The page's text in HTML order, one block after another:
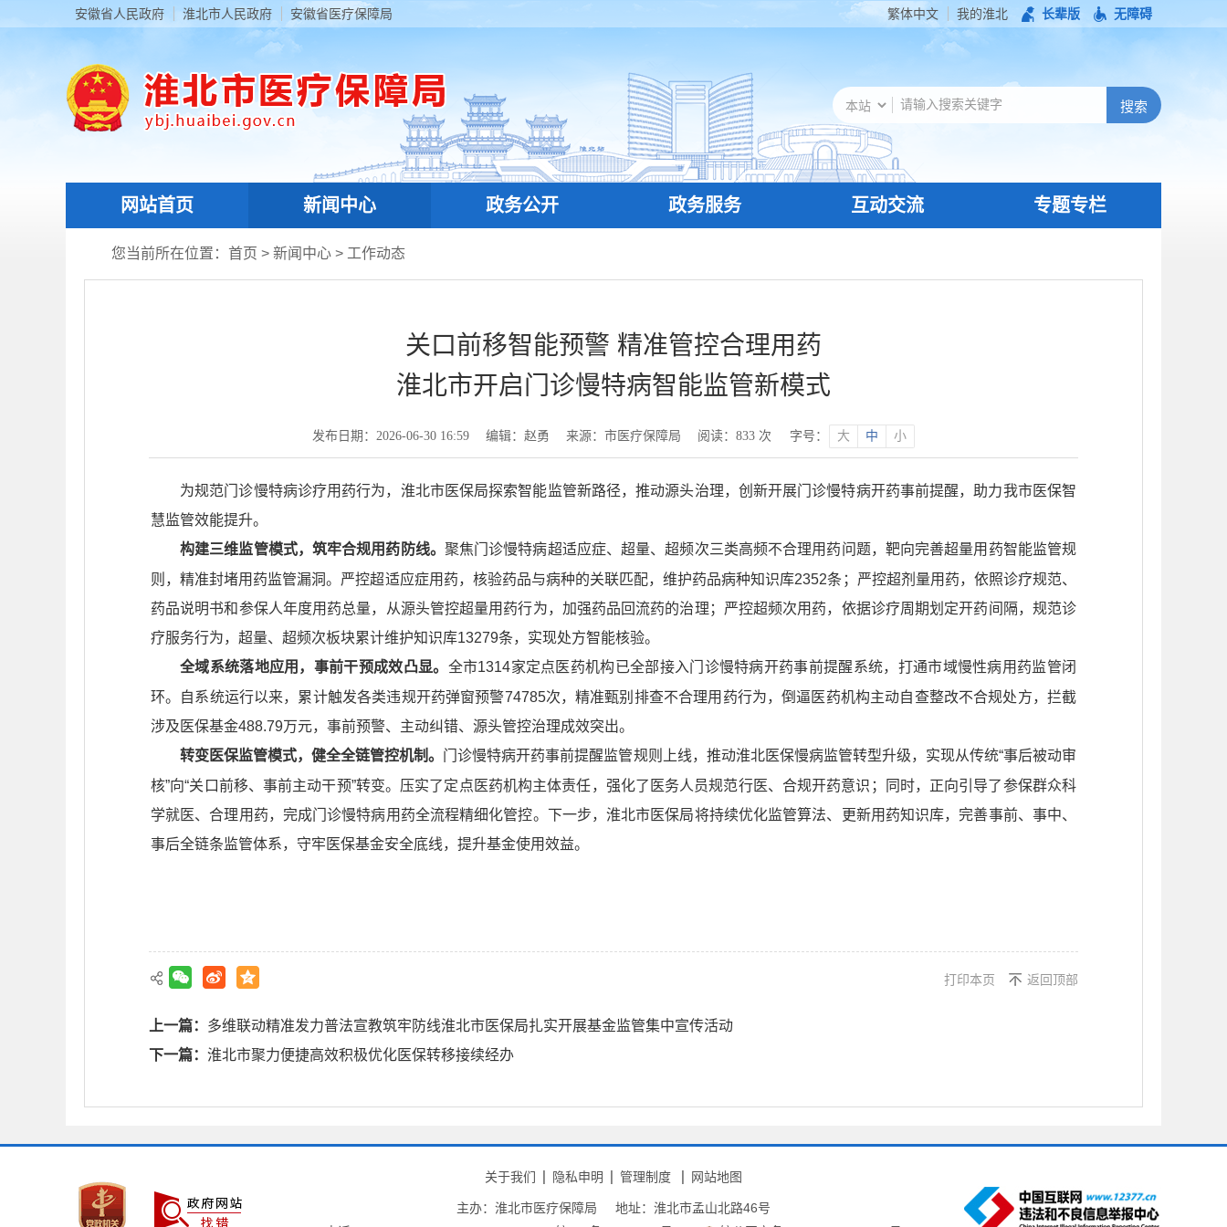
安徽省人民政府 淮北市人民政府 安徽省医疗保障局 繁体中文 我的淮北 长辈版 无障碍
网站首页 新闻中心 政务公开 政务服务 互动交流 专题专栏
您当前所在位置： 首页 > 新闻中心 > 工作动态
关口前移智能预警 精准管控合理用药
淮北市开启门诊慢特病智能监管新模式
发布日期：2026-06-30 16:59 编辑：赵勇 来源：市医疗保障局 阅读： 833 次 字号： 大 中 小
为规范门诊慢特病诊疗用药行为，淮北市医保局探索智能监管新路径，推动源头治理，创新开展门诊慢特病开药事前提醒，助力我市医保智
慧监管效能提升。
构建三维监管模式，筑牢合规用药防线。 聚焦门诊慢特病超适应症、超量、超频次三类高频不合理用药问题，靶向完善超量用药智能监管规
则，精准封堵用药监管漏洞。严控超适应症用药，核验药品与病种的关联匹配，维护药品病种知识库2352条；严控超剂量用药，依照诊疗规范、
药品说明书和参保人年度用药总量，从源头管控超量用药行为，加强药品回流药的治理；严控超频次用药，依据诊疗周期划定开药间隔，规范诊
疗服务行为，超量、超频次板块累计维护知识库13279条，实现处方智能核验。
全域系统落地应用，事前干预成效凸显。 全市1314家定点医药机构已全部接入门诊慢特病开药事前提醒系统，打通市域慢性病用药监管闭
环。自系统运行以来，累计触发各类违规开药弹窗预警74785次，精准甄别排查不合理用药行为，倒逼医药机构主动自查整改不合规处方，拦截
涉及医保基金488.79万元，事前预警、主动纠错、源头管控治理成效突出。
转变医保监管模式，健全全链管控机制。 门诊慢特病开药事前提醒监管规则上线，推动淮北医保慢病监管转型升级，实现从传统“事后被动审
核”向“关口前移、事前主动干预”转变。压实了定点医药机构主体责任，强化了医务人员规范行医、合规开药意识；同时，正向引导了参保群众科
学就医、合理用药，完成门诊慢特病用药全流程精细化管控。下一步，淮北市医保局将持续优化监管算法、更新用药知识库，完善事前、事中、
事后全链条监管体系，守牢医保基金安全底线，提升基金使用效益。
打印本页 返回顶部
上一篇： 多维联动精准发力普法宣教筑牢防线淮北市医保局扎实开展基金监管集中宣传活动
下一篇： 淮北市聚力便捷高效积极优化医保转移接续经办
关于我们 隐私申明 管理制度 网站地图
主办：淮北市医疗保障局
地址：淮北市孟山北路46号